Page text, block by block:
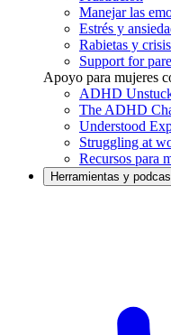
Manejar las
Estrés y
Rabietas y crisis
Support for
Apoyo para mujeres
ADHD
The ADHD
Understood
Struggling at
Recursos para
Herramientas y